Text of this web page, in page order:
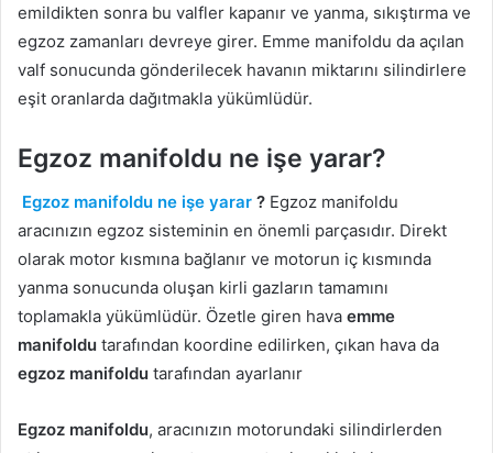
emildikten sonra bu valfler kapanır ve yanma, sıkıştırma ve
egzoz zamanları devreye girer. Emme manifoldu da açılan
valf sonucunda gönderilecek havanın miktarını silindirlere
eşit oranlarda dağıtmakla yükümlüdür.
Egzoz manifoldu ne işe yarar?
Egzoz manifoldu ne işe yarar ?Egzoz manifoldu
aracınızın egzoz sisteminin en önemli parçasıdır. Direkt
olarak motor kısmına bağlanır ve motorun iç kısmında
yanma sonucunda oluşan kirli gazların tamamını
toplamakla yükümlüdür. Özetle giren hava emme
manifoldu tarafından koordine edilirken, çıkan hava da
egzoz manifoldu tarafından ayarlanır
Egzoz manifoldu, aracınızın motorundaki silindirlerden